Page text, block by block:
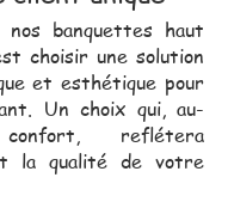
banquettes haut
choisir une solution
et esthétique pour
Un choix qui, au-
reflétera
la qualité de votre